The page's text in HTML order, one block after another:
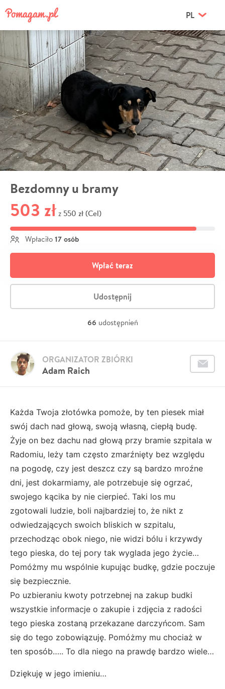
PL
Bezdomny u bramy
503 zł z 550 zł (Cel)
Wpłaciło 17 osób
Wpłać teraz
Udostępnij
66 udostępnień
Adam Raich
ORGANIZATOR ZBIÓRKI
Każda Twoja złotówka pomoże, by ten piesek miał
swój dach nad głową, swoją własną, ciepłą budę.
Żyje on bez dachu nad głową przy bramie szpitala w
Radomiu, leży tam często zmarźnięty bez względu
na pogodę, czy jest deszcz czy są bardzo mroźne
dni, jest dokarmiamy, ale potrzebuje się ogrzać,
swojego kącika by nie cierpieć. Taki los mu
zgotowali ludzie, boli najbardziej to, że nikt z
odwiedzających swoich bliskich w szpitalu,
przechodząc obok niego, nie widzi bólu i krzywdy
tego pieska, do tej pory tak wyglada jego życie…
Pomóżmy mu wspólnie kupując budkę, gdzie poczuje
się bezpiecznie.
Po uzbieraniu kwoty potrzebnej na zakup budki
wszystkie informacje o zakupie i zdjęcia z radości
tego pieska zostaną przekazane darczyńcom. Sam
się do tego zobowiązuję. Pomóżmy mu chociaż w
ten sposób….. To dla niego na prawdę bardzo wiele…
Dziękuję w jego imieniu…